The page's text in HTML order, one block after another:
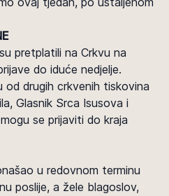
pretplatili na Crkvu na
do iduće nedjelje.
od drugih crkvenih tiskovina
Glasnik Srca Isusova i
se prijaviti do kraja
u redovnom terminu
poslije, a žele blagoslov,